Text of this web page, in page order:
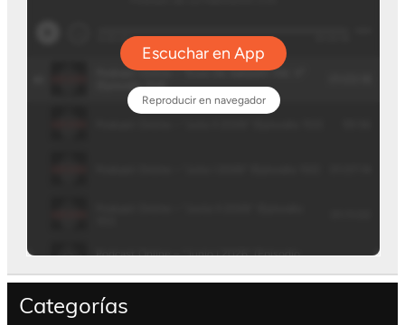
Categorías